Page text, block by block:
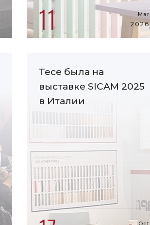
11 Mar
2026
Tece была на
выставке SICAM 2025
в Италии
Oct